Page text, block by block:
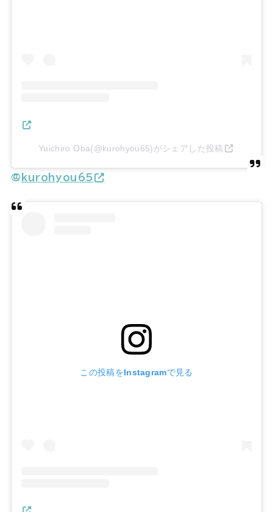
Yuichiro Oba(@kurohyou65)がシェアした投稿
@ kurohyou65
この投稿をInstagramで見る